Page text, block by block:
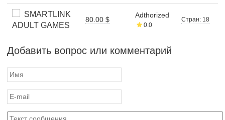
SMARTLINK
ADULT GAMES
80.00 $
Adthorized
0.0
Стран: 18
Добавить вопрос или комментарий